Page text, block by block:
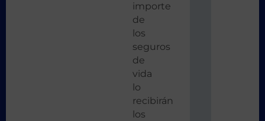
importe
de
los
seguros
de
vida
lo
recibirán
los